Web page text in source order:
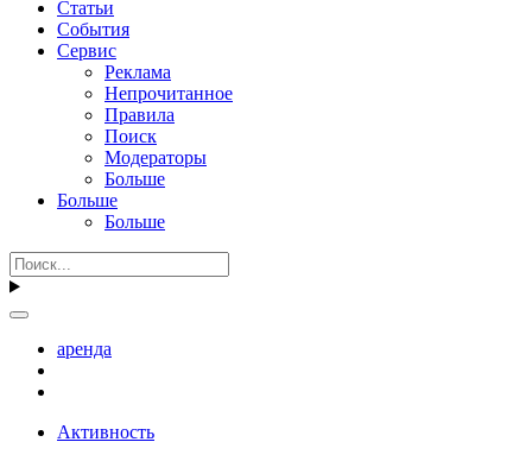
Статьи
События
Сервис
Реклама
Непрочитанное
Правила
Поиск
Модераторы
Больше
Больше
Больше
аренда
Активность